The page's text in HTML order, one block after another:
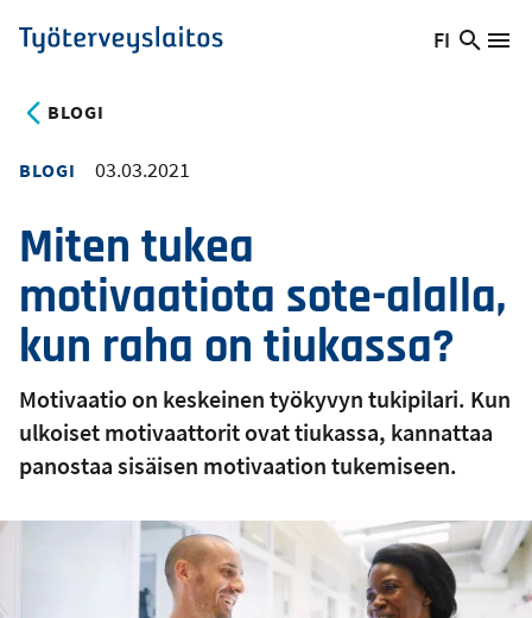
Hyppää
pääsisältöön
Työterveyslaitos
Vaihda
FI
Hae
BLOGI
BLOGI 03.03.2021
Miten tukea
motivaatiota sote-alalla,
kun raha on tiukassa?
Motivaatio on keskeinen työkyvyn tukipilari. Kun
ulkoiset motivaattorit ovat tiukassa, kannattaa
panostaa sisäisen motivaation tukemiseen.